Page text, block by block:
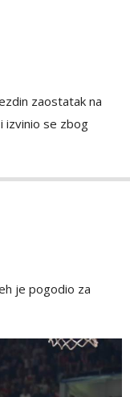
zaostatak na
izvinio se zbog
je pogodio za